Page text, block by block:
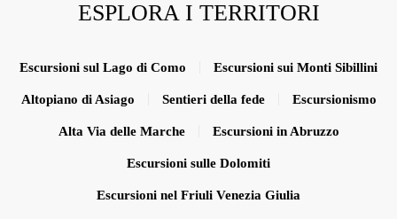
ESPLORA I TERRITORI
Escursioni sul Lago di Como Escursioni sui Monti Sibillini
Altopiano di Asiago Sentieri della fede Escursionismo
Alta Via delle Marche Escursioni in Abruzzo
Escursioni sulle Dolomiti
Escursioni nel Friuli Venezia Giulia